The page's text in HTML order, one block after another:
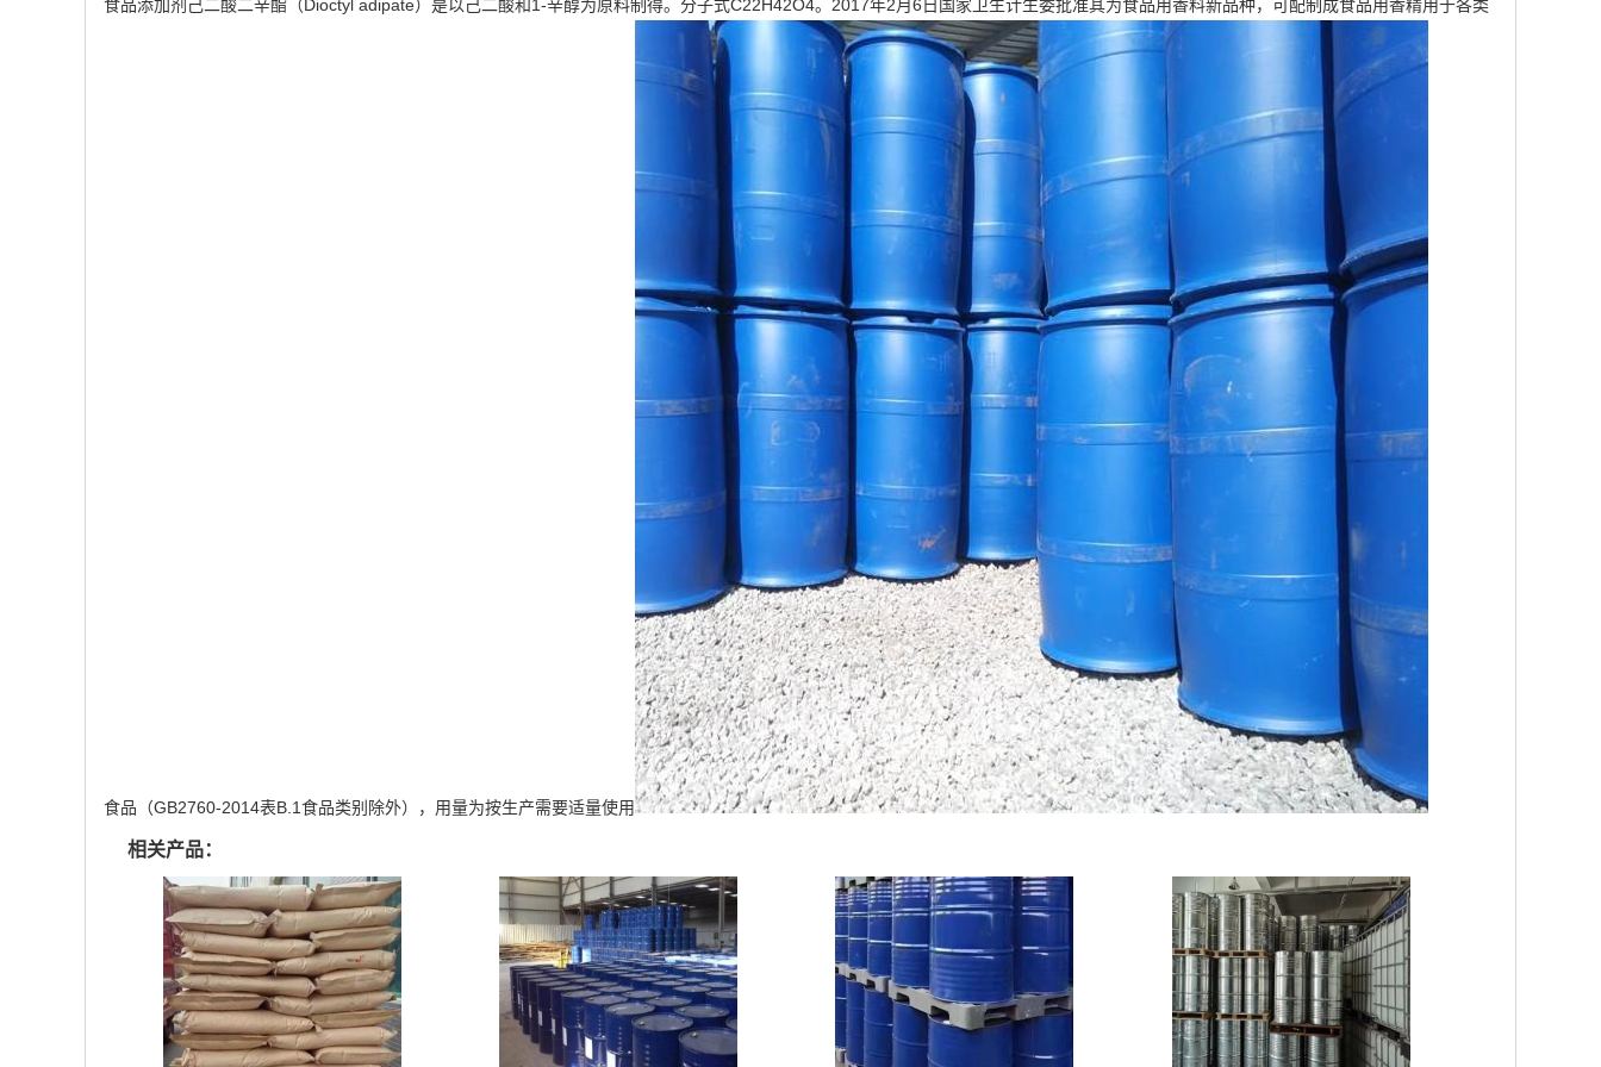
食品添加剂己二酸二辛酯（Dioctyl adipate）是以己二酸和1-辛醇为原料制得。分子式C22H42O4。2017年2月6日国家卫生计生委批准其为食品用香料新品种，可配制成食品用香精用于各类
食品（GB2760-2014表B.1食品类别除外），用量为按生产需要适量使用
相关产品：